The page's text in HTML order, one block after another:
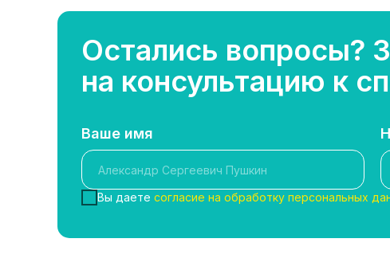
Остались вопросы?
на консультацию к
Ваше имя
Вы даете согласие на обработку персональных